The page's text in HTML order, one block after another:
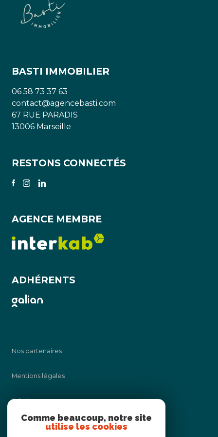
Améliorations et rénovations : les améliorations
apportées à la propriété, telles que les mises à
jour de la cuisine ou des salles de bain, peuvent
la valeur de votre propriété si elle est destinée à
la location.
BASTI IMMOBILIER
06 58 73 37 63
contact@agencebasti.com
67 RUE PARADIS
13006 Marseille
RESTONS CONNECTÉS
AGENCE MEMBRE
ADHÉRENTS
Nos partenaires
Mentions légales
Admin
Nos honoraires
Comme beaucoup, notre site
utilise les cookies